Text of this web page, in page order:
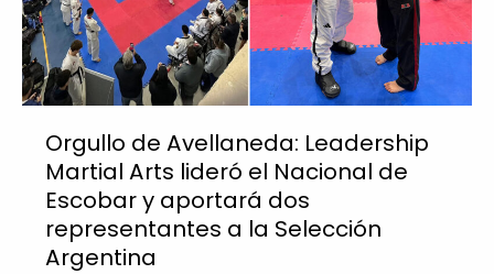
Orgullo de Avellaneda: Leadership
Martial Arts lideró el Nacional de
Escobar y aportará dos
representantes a la Selección
Argentina